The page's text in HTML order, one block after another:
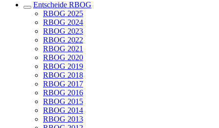
Entscheide RBOG
RBOG 2025
RBOG 2024
RBOG 2023
RBOG 2022
RBOG 2021
RBOG 2020
RBOG 2019
RBOG 2018
RBOG 2017
RBOG 2016
RBOG 2015
RBOG 2014
RBOG 2013